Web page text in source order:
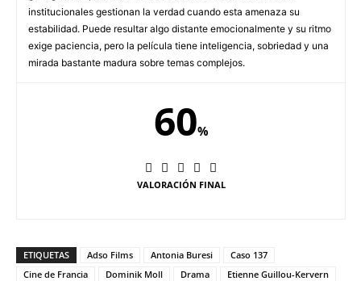
institucionales gestionan la verdad cuando esta amenaza su
estabilidad. Puede resultar algo distante emocionalmente y su ritmo
exige paciencia, pero la película tiene inteligencia, sobriedad y una
mirada bastante madura sobre temas complejos.
60%
VALORACIÓN FINAL
ETIQUETAS Adso Films Antonia Buresi
Caso 137
Cine de Francia
Dominik Moll Drama
Etienne Guillou-Kervern